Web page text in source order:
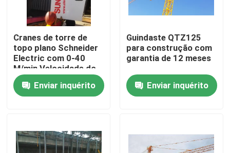
Casa
Cranes de torre de
topo plano Schneider
Electric com 0-40
M/min Velocidade do
carrinho
Enviar inquérito
Guindaste QTZ125
para construção com
garantia de 12 meses
Enviar inquérito